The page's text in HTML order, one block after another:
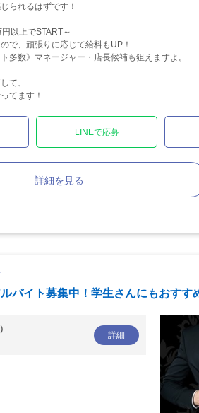
られるはずです！
以上でSTART～
で、頑張りに応じて給料もUP！
多数》マネージャー・店長候補も狙えますよ。
て、
てます！
LINEで応募
詳細を見る
バイト募集中！学生さんにもおすす
詳細